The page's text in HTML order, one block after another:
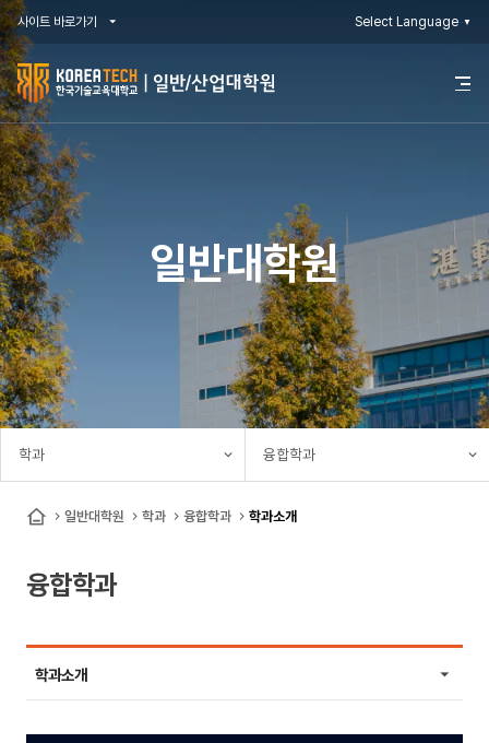
사이트 바로가기 Select Language ▼
한
국
기
술
교
육
대
학
교
일
반/
산
대
원
전
메
일반대학원
일반대학원 학과 융합학과 학과소개
학과 융합학과
융합학과
학과소개